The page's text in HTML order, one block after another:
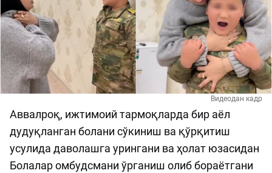
Видеодан кадр
Аввалроқ, ижтимоий тармоқларда бир аёл
дудуқланган болани сўкиниш ва қўрқитиш
усулида даволашга урингани ва ҳолат юзасидан
Болалар омбудсмани ўрганиш олиб бораётгани